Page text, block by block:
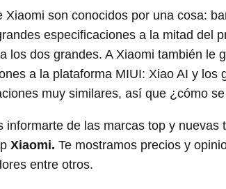
Xiaomi son conocidos por una cosa:
especificaciones a la mitad del
los dos grandes. A Xiaomi también
a la plataforma MIUI: Xiao AI y
muy similares, así que ¿cómo
informarte de las marcas top y
Xiaomi. Te mostramos precios y
entre otros.